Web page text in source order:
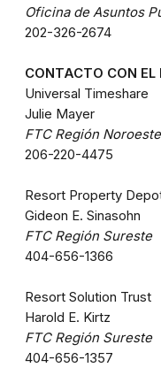
Oficina de Asuntos
202-326-2674
CONTACTO CON EL
Universal Timeshare
Julie Mayer
FTC Región Noroeste
206-220-4475
Resort Property
Gideon E. Sinasohn
FTC Región Sureste
404-656-1366
Resort Solution Trust
Harold E. Kirtz
FTC Región Sureste
404-656-1357